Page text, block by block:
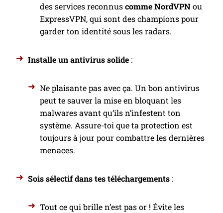
des services reconnuscomme NordVPNou
ExpressVPN, qui sont des champions pour
garder ton identité sous les radars.
Installe un antivirus solide :
Ne plaisante pas avec ça. Un bon antivirus
peut te sauver la mise en bloquant les
malwares avant qu’ils n’infestent ton
système. Assure-toi que ta protection est
toujours à jour pour combattre les dernières
menaces.
Sois sélectif dans tes téléchargements :
Tout ce qui brille n’est pas or ! Évite les